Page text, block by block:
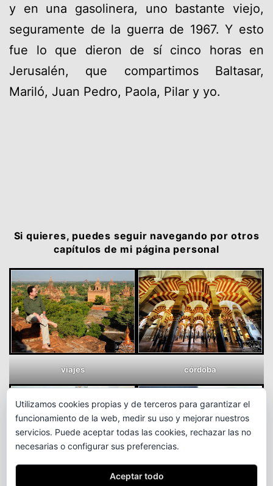
y en una gasolinera, uno bastante viejo,
seguramente de la guerra de 1967. Y esto
fue lo que dieron de sí cinco horas en
Jerusalén, que compartimos Baltasar,
Mariló, Juan Pedro, Paola, Pilar y yo.
Si quieres, puedes seguir navegando por otros
capítulos de mi página personal
viajes córdoba
Utilizamos cookies propias y de terceros para garantizar el
funcionamiento de la web, medir su uso y mejorar nuestros
servicios. Puede aceptar todas las cookies, rechazar las no
necesarias o configurar sus preferencias.
Aceptar todo